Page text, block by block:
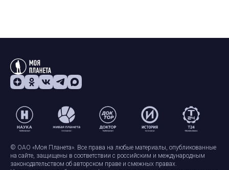
© ОАО «Моя Планета». Все права на любые материалы, опубликованные
на сайте, защищены в соответствии с российским и международным
законодательством об авторском праве и смежных правах.